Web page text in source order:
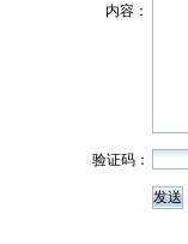
内容：
验证码：